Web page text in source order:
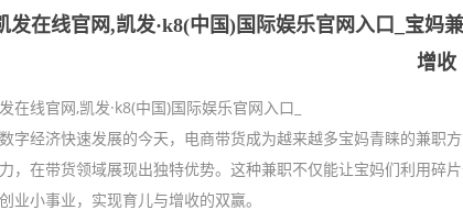
发在线官网,凯发·k8(中国)国际娱乐官网入口_宝妈
增收
在线官网,凯发·k8(中国)国际娱乐官网入口_
字经济快速发展的今天，电商带货成为越来越多宝妈青睐的兼职
，在带货领域展现出独特优势。这种兼职不仅能让宝妈们利用碎
业小事业，实现育儿与增收的双赢。